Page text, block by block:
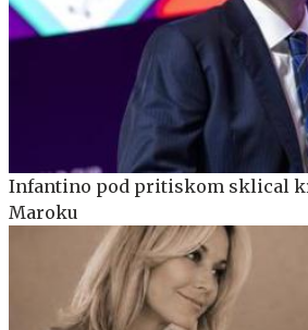
Infantino pod pritiskom sklical
Maroku